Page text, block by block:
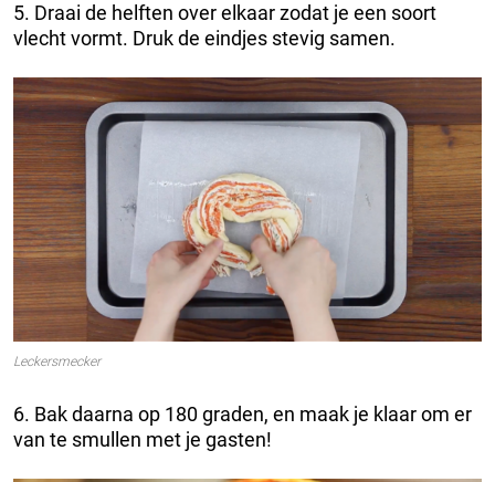
5. Draai de helften over elkaar zodat je een soort
vlecht vormt. Druk de eindjes stevig samen.
Leckersmecker
6. Bak daarna op 180 graden, en maak je klaar om er
van te smullen met je gasten!